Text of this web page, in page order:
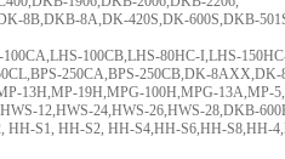
8B,DKB-8A,DK-420S,DK-600S,DKB-
100CB,LHS-80HC-I,LHS-
250CA,BPS-250CB,DK-
13H,MP-19H,MPG-100H,MPG-13A,MP-
12,HWS-24,HWS-26,HWS-28,DKB-
HH-S1, HH-S2, HH-S4,HH-S6,HH-S8,HH-